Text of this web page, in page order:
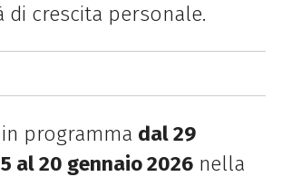
crescita personale.
programma dal 29
al 20 gennaio 2026nella